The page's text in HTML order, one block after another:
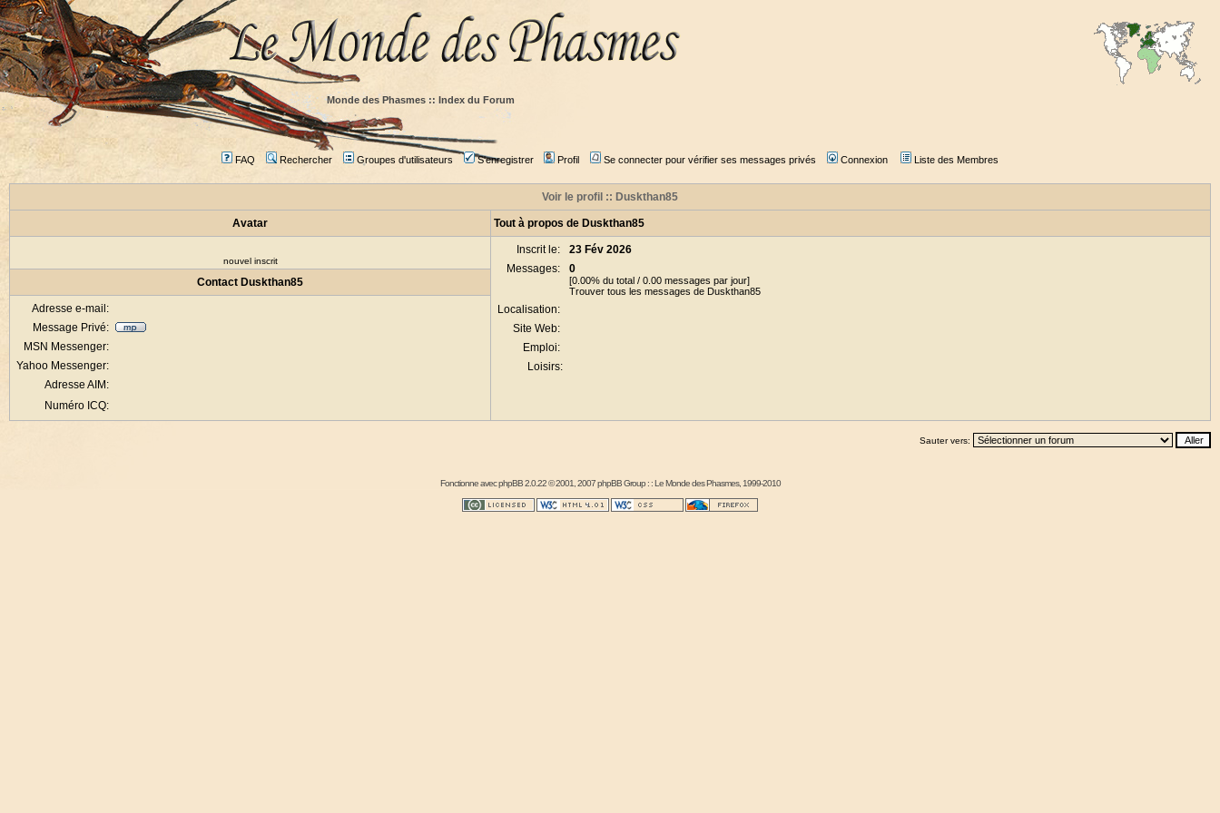
Monde des Phasmes :: Index du Forum
FAQ Rechercher Groupes d'utilisateurs S'enregistrer Profil Se connecter pour vérifier ses messages privés Connexion Liste des Membres
Voir le profil :: Duskthan85
Avatar Tout à propos de Duskthan85
nouvel inscrit
Inscrit le:
23 Fév 2026
Messages:
0
[0.00% du total / 0.00 messages par jour]
Trouver tous les messages de Duskthan85
Localisation:
Site Web:
Emploi:
Loisirs:
Contact Duskthan85
Adresse e-mail:
Message Privé:
MSN Messenger:
Yahoo Messenger:
Adresse AIM:
Numéro ICQ:
Sauter vers:
Fonctionne avecphpBB2.0.22 © 2001, 2007 phpBB Group : :Le Monde des Phasmes, 1999-2010